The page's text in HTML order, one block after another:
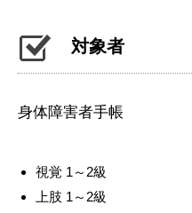
対象者
身体障害者手帳
視覚 1～2級
上肢 1～2級